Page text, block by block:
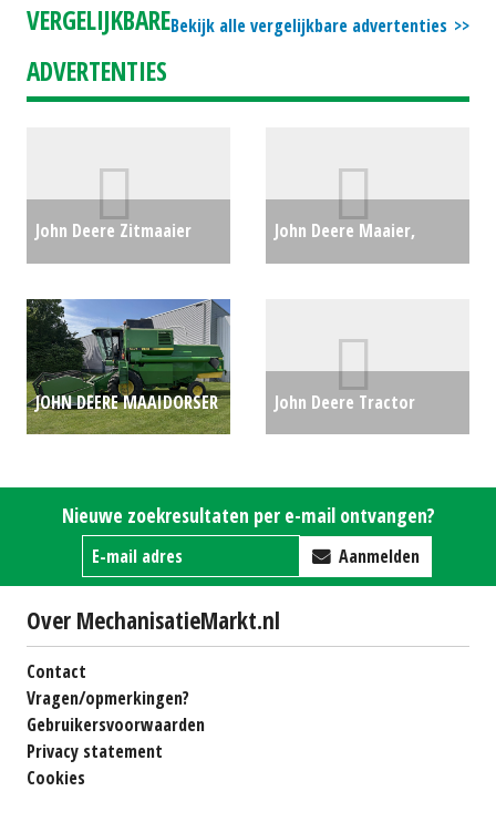
Bekijk alle vergelijkbare advertenties
VERGELIJKBARE
ADVERTENTIES
John Deere Zitmaaier
(WD) #28393
€0
John Deere Maaier,
JOHN DEERE MAAIDORSER
#59233
€0
John Deere Tractor
Nieuwe zoekresultaten per e-mail ontvangen?
Aanmelden
Over MechanisatieMarkt.nl
Contact
Vragen/opmerkingen?
Gebruikersvoorwaarden
Privacy statement
Cookies